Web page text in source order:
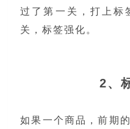
过了第一关，打上标
关，标签强化。
2、
如果一个商品，前期